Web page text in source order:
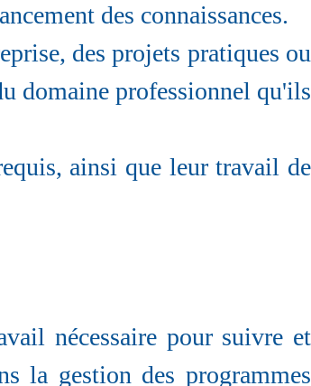
des connaissances.
des projets pratiques ou
domaine professionnel qu'ils
ainsi que leur travail de
nécessaire pour suivre et
la gestion des programmes